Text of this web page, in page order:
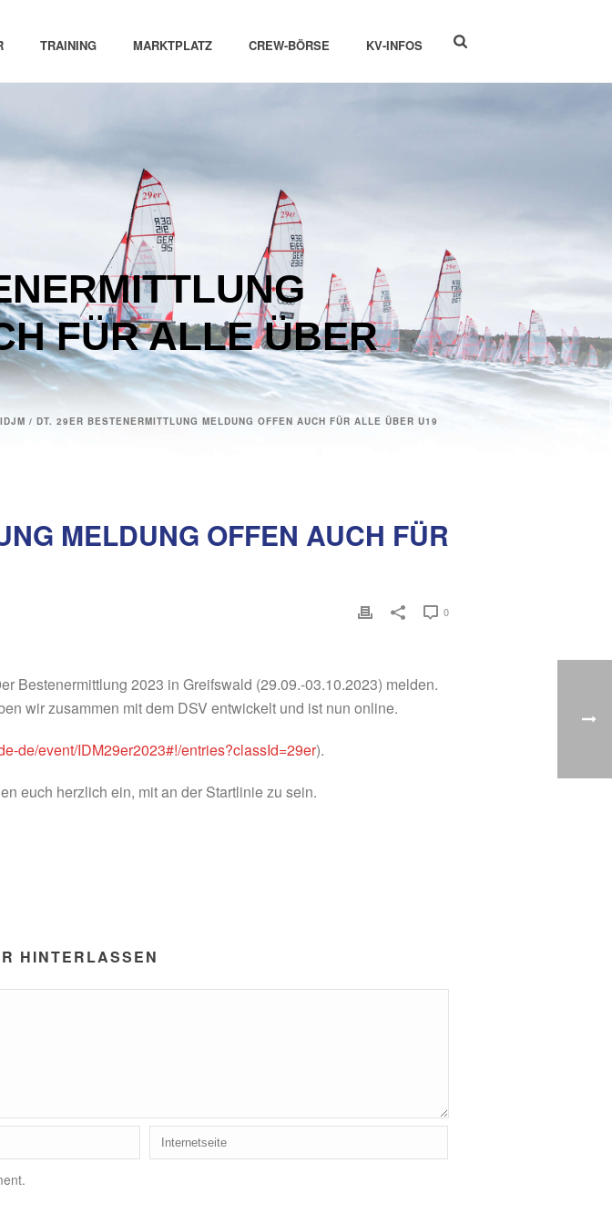
TRAINING MARKTPLATZ CREW-BÖRSE KV-INFOS
FÜR ALLE ÜBER
/ DT. 29ER BESTENERMITTLUNG MELDUNG OFFEN AUCH FÜR ALLE ÜBER U19
MELDUNG OFFEN AUCH FÜR
0
Bestenermittlung 2023 in Greifswald (29.09.-03.10.2023) melden.
wir zusammen mit dem DSV entwickelt und ist nun online.
de/event/IDM29er2023#!/entries?classId=29er).
euch herzlich ein, mit an der Startlinie zu sein.
HINTERLASSEN